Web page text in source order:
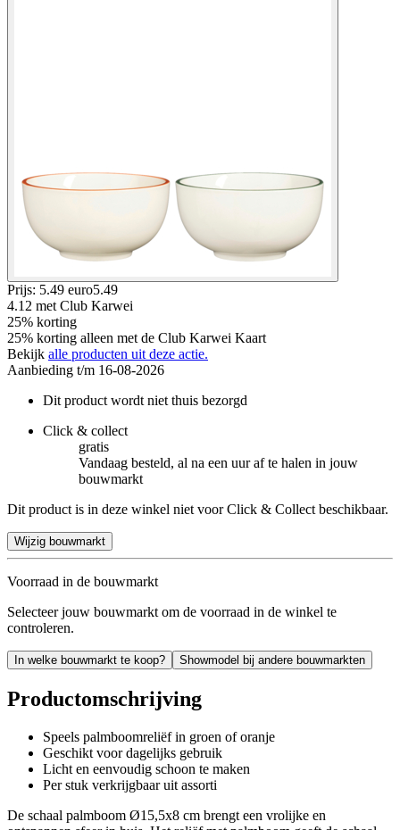
Prijs: 5.49 euro5.49
4.12 met Club Karwei
25% korting
25% korting alleen met de Club Karwei Kaart
Bekijk alle producten uit deze actie.
Aanbieding t/m 16-08-2026
Dit product wordt niet thuis bezorgd
Click & collect
gratis
Vandaag besteld, al na een uur af te halen in jouw
bouwmarkt
Dit product is in deze winkel niet voor Click & Collect beschikbaar.
Wijzig bouwmarkt
Voorraad in de bouwmarkt
Selecteer jouw bouwmarkt om de voorraad in de winkel te
controleren.
In welke bouwmarkt te koop? Showmodel bij andere bouwmarkten
Productomschrijving
Speels palmboomreliëf in groen of oranje
Geschikt voor dagelijks gebruik
Licht en eenvoudig schoon te maken
Per stuk verkrijgbaar uit assorti
De schaal palmboom Ø15,5x8 cm brengt een vrolijke en